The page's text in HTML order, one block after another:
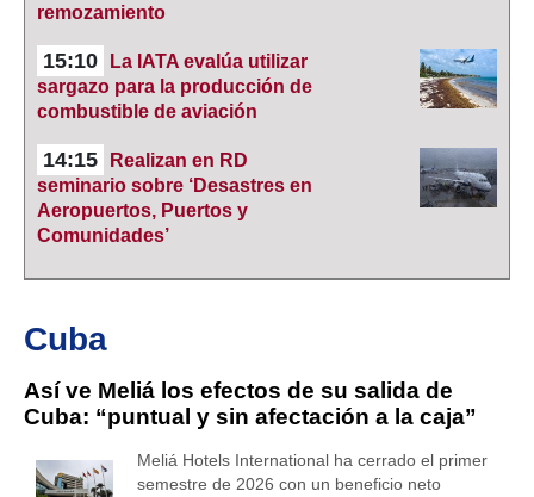
remozamiento
15:10
La IATA evalúa utilizar
sargazo para la producción de
combustible de aviación
14:15
Realizan en RD
seminario sobre ‘Desastres en
Aeropuertos, Puertos y
Comunidades’
Cuba
Así ve Meliá los efectos de su salida de
Cuba: “puntual y sin afectación a la caja”
Meliá Hotels International ha cerrado el primer
semestre de 2026 con un beneficio neto